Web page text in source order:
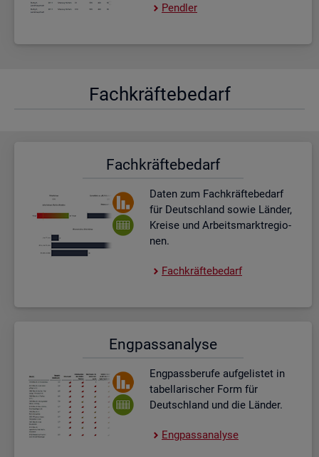
Pend­ler
Fach­kräf­te­be­darf
Fach­kräf­te­be­darf
Daten zum Fach­kräf­te­be­darf
für Deutsch­land sowie Län­der,
Krei­se und Ar­beits­markt­re­gio­
nen.
Fach­kräf­te­be­darf
Eng­pass­ana­ly­se
Eng­pass­be­ru­fe auf­ge­lis­tet in
ta­bel­la­ri­scher Form für
Deutsch­land und die Län­der.
Eng­pass­ana­ly­se